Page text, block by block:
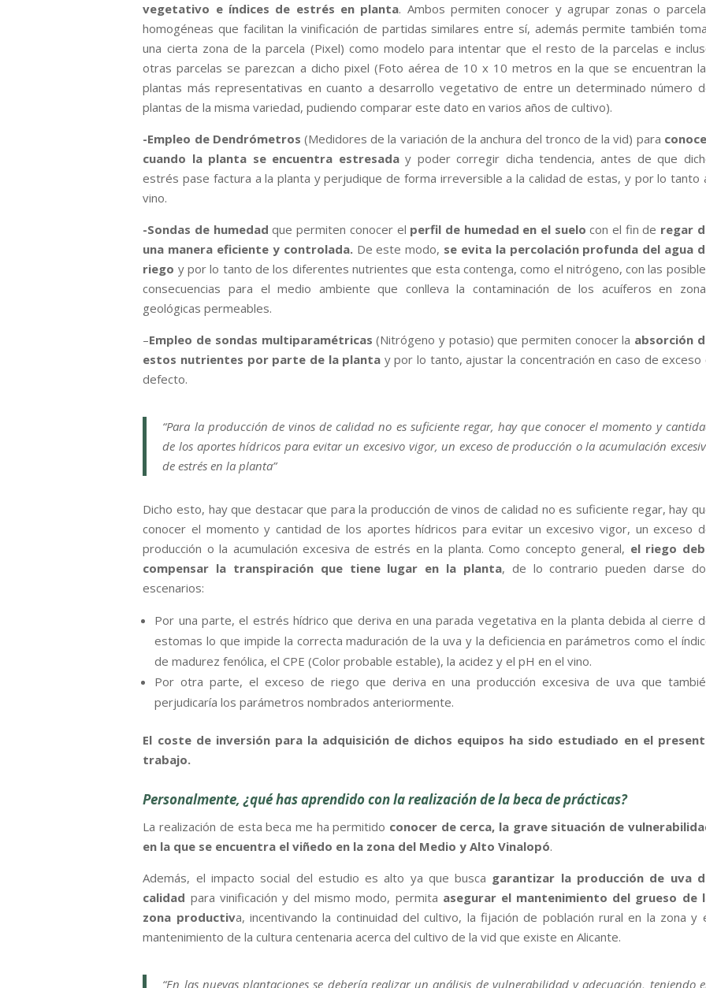
vegetativo e índices de estrés en planta. Ambos permiten conocer y agrupar zonas o
homogéneas que facilitan la vinificación de partidas similares entre sí, además permite también
una cierta zona de la parcela (Pixel) como modelo para intentar que el resto de la parcelas e
otras parcelas se parezcan a dicho pixel (Foto aérea de 10 x 10 metros en la que se encuentran
plantas más representativas en cuanto a desarrollo vegetativo de entre un determinado número
plantas de la misma variedad, pudiendo comparar este dato en varios años de cultivo).
-Empleo de Dendrómetros (Medidores de la variación de la anchura del tronco de la vid) para
cuando la planta se encuentra estresaday poder corregir dicha tendencia, antes de que
estrés pase factura a la planta y perjudique de forma irreversible a la calidad de estas, y por lo tanto
vino.
-Sondas de humedad que permiten conocer el perfil de humedad en el suelo con el fin de regar
una manera eficiente y controlada. De este modo, se evita la percolación profunda del agua
riego y por lo tanto de los diferentes nutrientes que esta contenga, como el nitrógeno, con las
consecuencias para el medio ambiente que conlleva la contaminación de los acuíferos en
geológicas permeables.
–Empleo de sondas multiparamétricas (Nitrógeno y potasio) que permiten conocer la absorción
estos nutrientes por parte de la planta y por lo tanto, ajustar la concentración en caso de exceso
defecto.
“Para la producción de vinos de calidad no es suficiente regar, hay que conocer el momento y
de los aportes hídricos para evitar un excesivo vigor, un exceso de producción o la acumulación
de estrés en la planta”
Dicho esto, hay que destacar que para la producción de vinos de calidad no es suficiente regar, hay
conocer el momento y cantidad de los aportes hídricos para evitar un excesivo vigor, un exceso
producción o la acumulación excesiva de estrés en la planta. Como concepto general, el riego
compensar la transpiración que tiene lugar en la planta, de lo contrario pueden darse
escenarios:
Por una parte, el estrés hídrico que deriva en una parada vegetativa en la planta debida al cierre
estomas lo que impide la correcta maduración de la uva y la deficiencia en parámetros como el
de madurez fenólica, el CPE (Color probable estable), la acidez y el pH en el vino.
Por otra parte, el exceso de riego que deriva en una producción excesiva de uva que
perjudicaría los parámetros nombrados anteriormente.
El coste de inversión para la adquisición de dichos equipos ha sido estudiado en el
trabajo.
Personalmente, ¿qué has aprendido con la realización de la beca de prácticas?
La realización de esta beca me ha permitido conocer de cerca, la grave situación de
en la que se encuentra el viñedo en la zona del Medio y Alto Vinalopó.
Además, el impacto social del estudio es alto ya que busca garantizar la producción de uva
calidad para vinificación y del mismo modo, permita asegurar el mantenimiento del grueso de
zona productiva, incentivando la continuidad del cultivo, la fijación de población rural en la zona y
mantenimiento de la cultura centenaria acerca del cultivo de la vid que existe en Alicante.
“En las nuevas plantaciones se debería realizar un análisis de vulnerabilidad y adecuación, teniendo